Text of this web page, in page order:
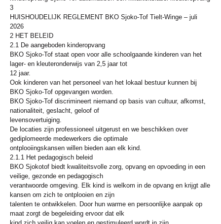
3
HUISHOUDELIJK REGLEMENT BKO Sjoko-Tof Tielt-Winge – juli
2026
2 HET BELEID
2.1 De aangeboden kinderopvang
BKO Sjoko-Tof staat open voor alle schoolgaande kinderen van het
lager- en kleuteronderwijs van 2,5 jaar tot
12 jaar.
Ook kinderen van het personeel van het lokaal bestuur kunnen bij
BKO Sjoko-Tof opgevangen worden.
BKO Sjoko-Tof discrimineert niemand op basis van cultuur, afkomst,
nationaliteit, geslacht, geloof of
levensovertuiging.
De locaties zijn professioneel uitgerust en we beschikken over
gediplomeerde medewerkers die optimale
ontplooiingskansen willen bieden aan elk kind.
2.1.1 Het pedagogisch beleid
BKO Sjokotof biedt kwaliteitsvolle zorg, opvang en opvoeding in een
veilige, gezonde en pedagogisch
verantwoorde omgeving. Elk kind is welkom in de opvang en krijgt alle
kansen om zich te ontplooien en zijn
talenten te ontwikkelen. Door hun warme en persoonlijke aanpak op
maat zorgt de begeleiding ervoor dat elk